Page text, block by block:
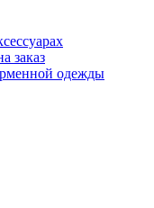
заказ
одежды